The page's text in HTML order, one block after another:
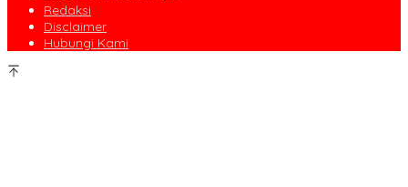
Redaksi
Disclaimer
Hubungi Kami